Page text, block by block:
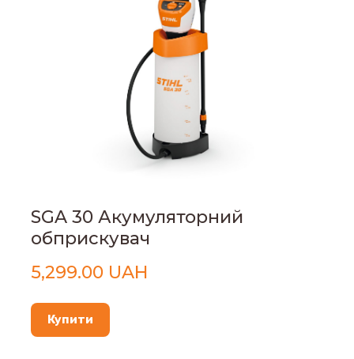
SGA 30 Акумуляторний
обприскувач
5,299.00 UAH
Купити